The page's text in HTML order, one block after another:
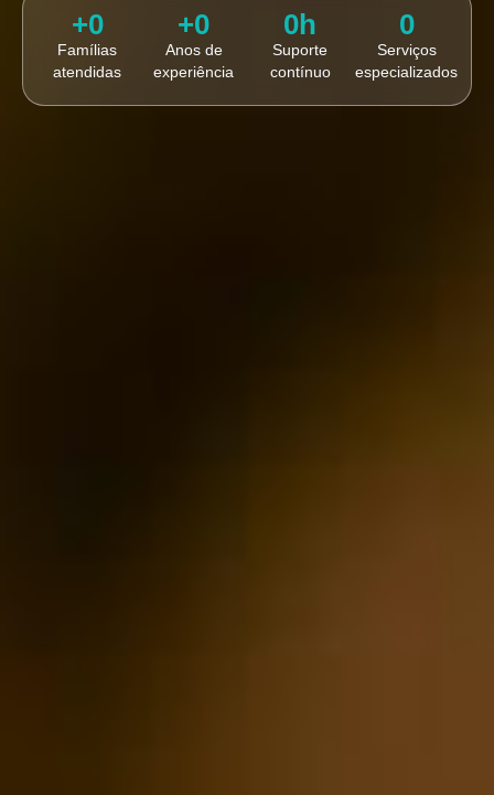
Famílias
atendidas
+0
Anos de
experiência
+0
Suporte
contínuo
0h
Serviços
especializados
0